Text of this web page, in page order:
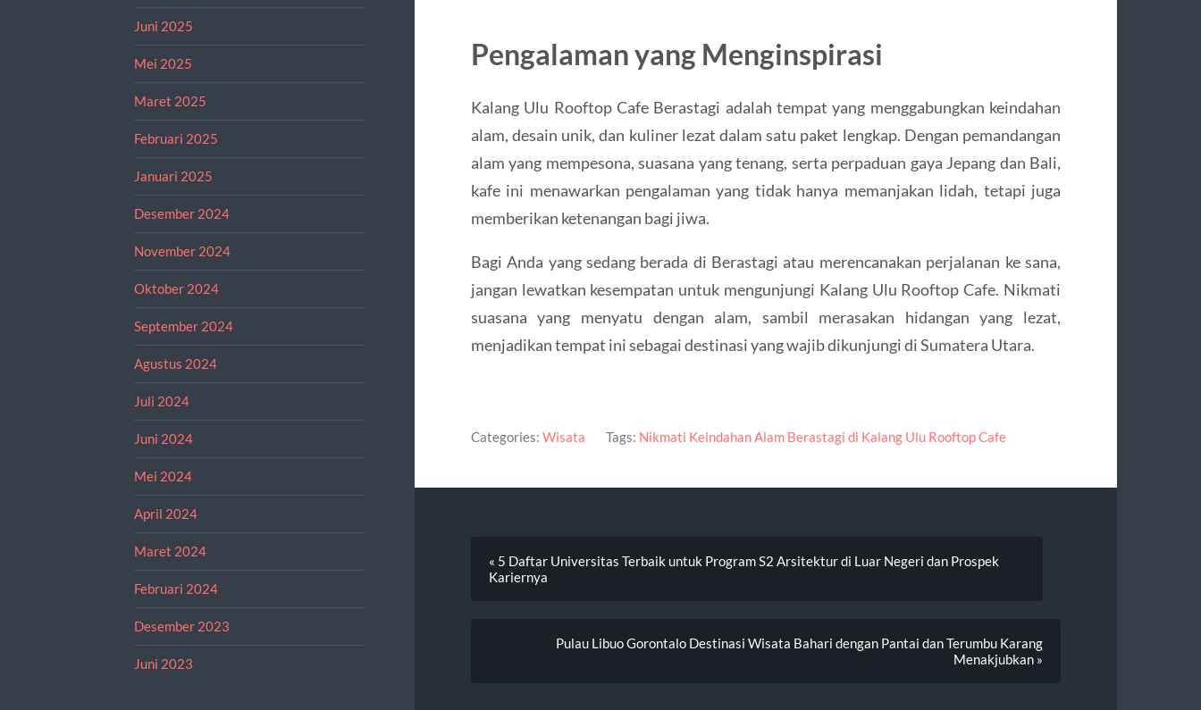
Juni 2025
Mei 2025
Maret 2025
Februari 2025
Januari 2025
Desember 2024
November 2024
Oktober 2024
September 2024
Agustus 2024
Juli 2024
Juni 2024
Mei 2024
April 2024
Maret 2024
Februari 2024
Desember 2023
Juni 2023
Pengalaman yang Menginspirasi
Kalang Ulu Rooftop Cafe Berastagi adalah tempat yang menggabungkan keindahan
alam, desain unik, dan kuliner lezat dalam satu paket lengkap. Dengan pemandangan
alam yang mempesona, suasana yang tenang, serta perpaduan gaya Jepang dan Bali,
kafe ini menawarkan pengalaman yang tidak hanya memanjakan lidah, tetapi juga
memberikan ketenangan bagi jiwa.
Bagi Anda yang sedang berada di Berastagi atau merencanakan perjalanan ke sana,
jangan lewatkan kesempatan untuk mengunjungi Kalang Ulu Rooftop Cafe. Nikmati
suasana yang menyatu dengan alam, sambil merasakan hidangan yang lezat,
menjadikan tempat ini sebagai destinasi yang wajib dikunjungi di Sumatera Utara.
Categories: Wisata Tags: Nikmati Keindahan Alam Berastagi di Kalang Ulu Rooftop Cafe
« 5 Daftar Universitas Terbaik untuk Program S2 Arsitektur di Luar Negeri dan Prospek
Kariernya
Pulau Libuo Gorontalo Destinasi Wisata Bahari dengan Pantai dan Terumbu Karang
Menakjubkan »